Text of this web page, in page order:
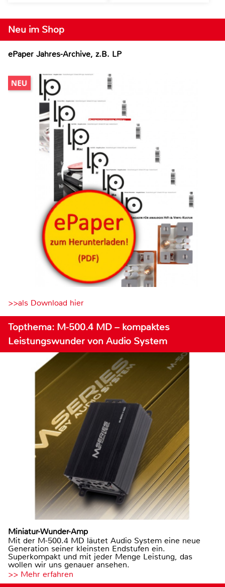
Neu im Shop
ePaper Jahres-Archive, z.B. LP
>>als Download hier
Topthema: M-500.4 MD – kompaktes
Leistungswunder von Audio System
Miniatur-Wunder-Amp
Mit der M-500.4 MD läutet Audio System eine neue
Generation seiner kleinsten Endstufen ein.
Superkompakt und mit jeder Menge Leistung, das
wollen wir uns genauer ansehen.
>> Mehr erfahren